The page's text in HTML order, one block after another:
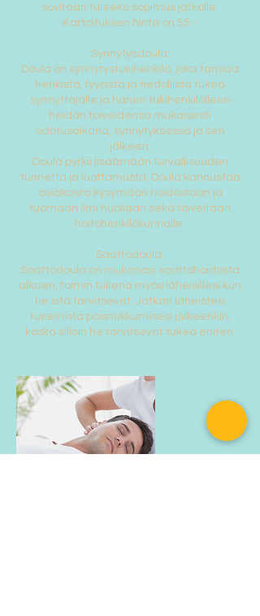
sovitaan tuleeko sopimus jatkolle.
Kartoituksen hinta on 55:-
Synnytysdoula:
Doula on synnytystukihenkilö, joka tarjoaa
henkistä, fyysistä ja tiedollista tukea
synnyttäjälle ja hänen tukihenkilölleen
heidän toiveidensa mukaisesti
odotusaikana, synnytyksessä ja sen
jälkeen.
Doula pyrkii lisäämään turvallisuuden
tunnetta ja luottamusta. Doula kannustaa
asiakasta kysymään hoidostaan ja
tuomaan ilmi huoliaan sekä toiveitaan
hoitohenkilökunnalle.
Saattodoula:
Saattodoula on mukanasi saattohoidosta
alkaen, toimin tukena myös läheisillesi kun
he sitä tarvitsevat. Jatkan läheistesi
tukemista poisnukkumisesi jälkeenkin,
koska silloin he tarvitsevat tukea eniten.